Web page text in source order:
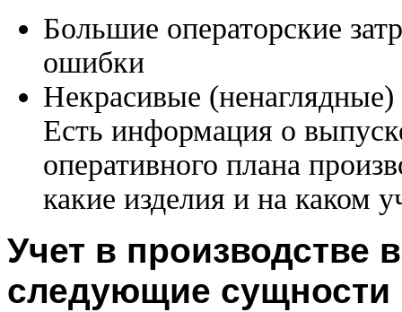
Большие операторские
ошибки
Некрасивые (ненаглядные)
Есть информация о
оперативного плана
какие изделия и на каком
Учет в производстве
следующие сущности